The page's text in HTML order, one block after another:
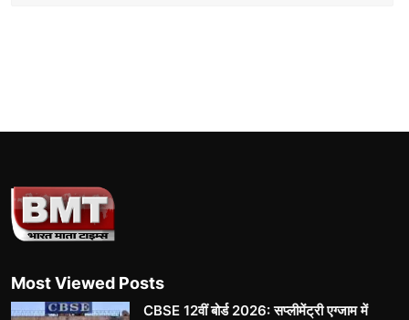
Most Viewed Posts
CBSE 12वीं बोर्ड 2026: सप्लीमेंट्री एग्जाम में